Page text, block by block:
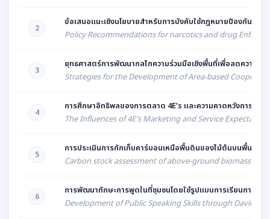
2
ข้อเสนอแนะเชิงนโยบายสำหรับการบังคับใช้กฎหมายป้องกันและ
Policy Recommendations for narcotics and drug
3
ยุทธศาสตร์การพัฒนากลไกความร่วมมือเชิงพื้นที่เพื่อลดความเห
Strategies for the Development of Area-based
4
การศึกษาอิทธิพลของการตลาด 4E’s และความคาดหวังการบริก
The Influences of 4E's Marketing and Service
5
การประเมินการกักเก็บคาร์บอนเหนือพื้นดินของไม้ต้นบนพื้นที่อ
Carbon stock assessment of above-ground biomass in
6
การพัฒนาทักษะการพูดในที่ชุมชนโดยใช้รูปแบบการเรียนการส
Development of Public Speaking Skills through Davies’